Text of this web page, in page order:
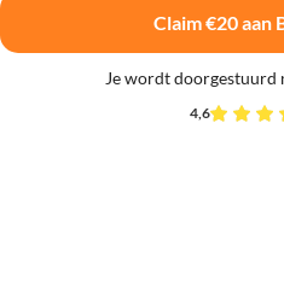
Claim €20 aan
Je wordt doorgestuurd
4,6